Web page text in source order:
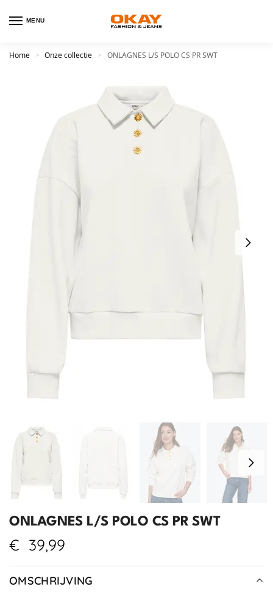
MENU
Home > Onze collectie > ONLAGNES L/S POLO CS PR SWT
ONLAGNES L/S POLO CS PR SWT
€ 39,99
OMSCHRIJVING